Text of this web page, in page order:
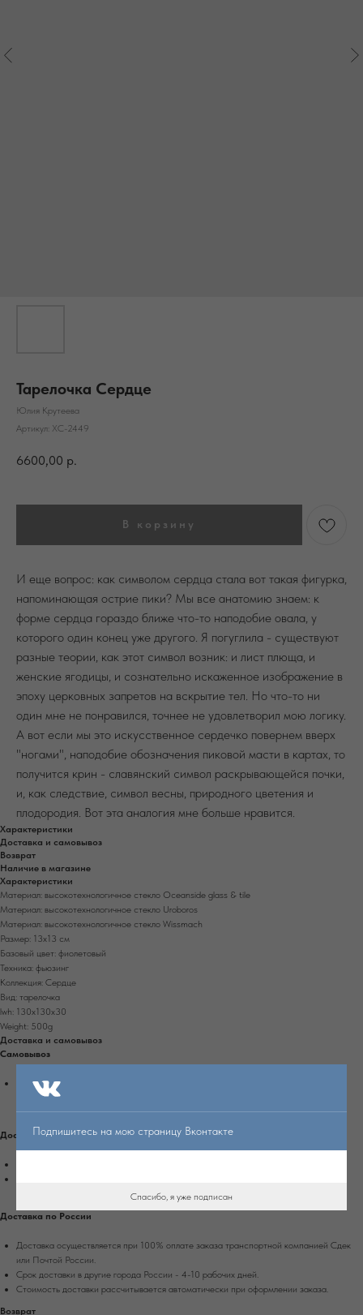
Тарелочка Сердце
Юлия Крутеева
Артикул: ХС-2449
6600,00 р.
В корзину
И еще вопрос: как символом сердца стала вот такая фигурка,
напоминающая острие пики? Мы все анатомию знаем: к
форме сердца гораздо ближе что-то наподобие овала, у
которого один конец уже другого. Я погуглила - существуют
разные теории, как этот символ возник: и лист плюща, и
женские ягодицы, и сознательно искаженное изображение в
эпоху церковных запретов на вскрытие тел. Но что-то ни
один мне не понравился, точнее не удовлетворил мою логику.
А вот если мы это искусственное сердечко повернем вверх
"ногами", наподобие обозначения пиковой масти в картах, то
получится крин - славянский символ раскрывающейся почки,
и, как следствие, символ весны, природного цветения и
плодородия. Вот эта аналогия мне больше нравится.
Характеристики
Доставка и самовывоз
Возврат
Наличие в магазине
Характеристики
Материал: высокотехнологичное стекло Oceanside glass & tile
Материал: высокотехнологичное стекло Uroboros
Материал: высокотехнологичное стекло Wissmach
Размер: 13х13 см
Базовый цвет: фиолетовый
Техника: фьюзинг
Коллекция: Сердце
Вид: тарелочка
lwh: 130x130x30
Weight: 500g
Доставка и самовывоз
Самовывоз
Самовывоз доступен из магазина в г. Екатеринбург, ул. Энгельса, д. 15, вход со
стороны Белинского.
Доставка по Екатеринбургу
Доставка по России
Доставка осуществляется при 100% оплате заказа транспортной компанией Сдек
или Почтой России.
Срок доставки в другие города России - 4-10 рабочих дней.
Стоимость доставки рассчитывается автоматически при оформлении заказа.
Возврат
Подпишитесь на мою страницу Вконтакте
Спасибо, я уже подписан